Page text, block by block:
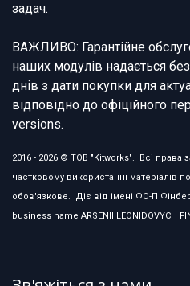
задач.
ВАЖЛИВО: Гарантійне
наших модулів надається
днів з дати покупки для
відповідно до офіційного
versions.
2016 - 2026 © ТОВ "Kitworks". Всі права
частковому використанні матеріалів
обов'язкове. Діє від імені ФО-П
business name ARSENII LEONIDOVYCH